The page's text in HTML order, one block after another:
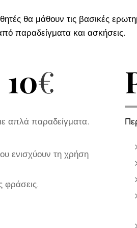
θα μάθουν τις βασικές
παραδείγματα και ασκήσεις.
€
απλά παραδείγματα.
ενισχύουν τη χρήση
φράσεις.